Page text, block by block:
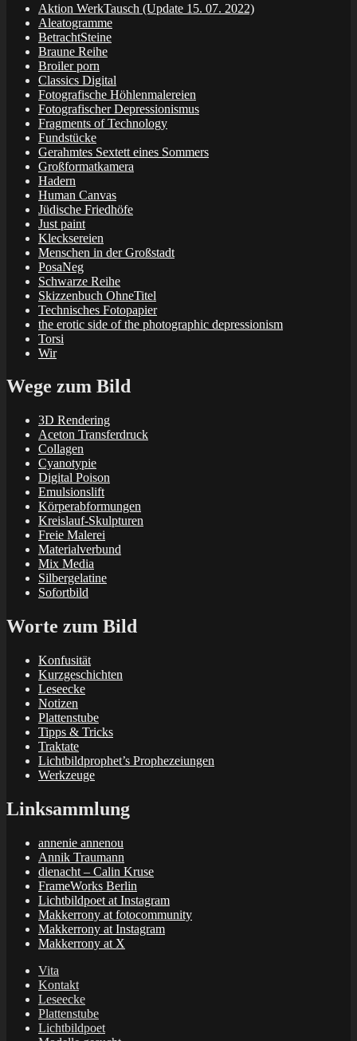
Aktion WerkTausch (Update 15. 07. 2022)
Aleatogramme
BetrachtSteine
Braune Reihe
Broiler porn
Classics Digital
Fotografische Höhlenmalereien
Fotografischer Depressionismus
Fragments of Technology
Fundstücke
Gerahmtes Sextett eines Sommers
Großformatkamera
Hadern
Human Canvas
Jüdische Friedhöfe
Just paint
Klecksereien
Menschen in der Großstadt
PosaNeg
Schwarze Reihe
Skizzenbuch OhneTitel
Technisches Fotopapier
the erotic side of the photographic depressionism
Torsi
Wir
Wege zum Bild
3D Rendering
Aceton Transferdruck
Collagen
Cyanotypie
Digital Poison
Emulsionslift
Körperabformungen
Kreislauf-Skulpturen
Freie Malerei
Materialverbund
Mix Media
Silbergelatine
Sofortbild
Worte zum Bild
Konfusität
Kurzgeschichten
Leseecke
Notizen
Plattenstube
Tipps & Tricks
Traktate
Lichtbildprophet’s Prophezeiungen
Werkzeuge
Linksammlung
annenie annenou
Annik Traumann
dienacht – Calin Kruse
FrameWorks Berlin
Lichtbildpoet at Instagram
Makkerrony at fotocommunity
Makkerrony at Instagram
Makkerrony at X
Vita
Kontakt
Leseecke
Plattenstube
Lichtbildpoet